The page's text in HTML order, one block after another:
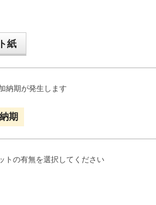
紙
納期が発生します
期
トの有無を選択してください